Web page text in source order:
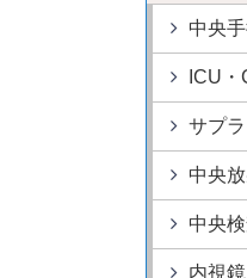
病院沿革
病院組織
病院情報
特定機能
指定医療
中央
ICU・
サプ
中央
中央
内視